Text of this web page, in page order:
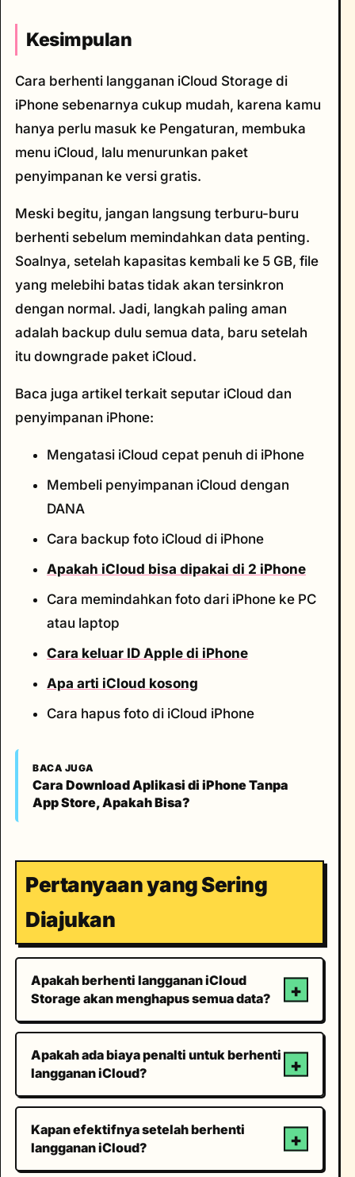
Kesimpulan
Cara berhenti langganan iCloud Storage di
iPhone sebenarnya cukup mudah, karena kamu
hanya perlu masuk ke Pengaturan, membuka
menu iCloud, lalu menurunkan paket
penyimpanan ke versi gratis.
Meski begitu, jangan langsung terburu-buru
berhenti sebelum memindahkan data penting.
Soalnya, setelah kapasitas kembali ke 5 GB, file
yang melebihi batas tidak akan tersinkron
dengan normal. Jadi, langkah paling aman
adalah backup dulu semua data, baru setelah
itu downgrade paket iCloud.
Baca juga artikel terkait seputar iCloud dan
penyimpanan iPhone:
Mengatasi iCloud cepat penuh di iPhone
Membeli penyimpanan iCloud dengan
DANA
Cara backup foto iCloud di iPhone
Apakah iCloud bisa dipakai di 2 iPhone
Cara memindahkan foto dari iPhone ke PC
atau laptop
Cara keluar ID Apple di iPhone
Apa arti iCloud kosong
Cara hapus foto di iCloud iPhone
BACA JUGA
Cara Download Aplikasi di iPhone Tanpa
App Store, Apakah Bisa?
Pertanyaan yang Sering
Diajukan
Apakah berhenti langganan iCloud
Storage akan menghapus semua data?
Apakah ada biaya penalti untuk berhenti
langganan iCloud?
Kapan efektifnya setelah berhenti
langganan iCloud?